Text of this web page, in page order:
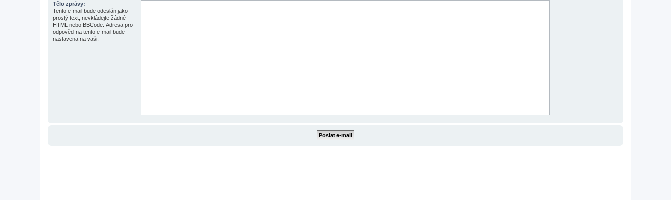
Tělo zprávy:
Tento e-mail bude odeslán jako
prostý text, nevkládejte žádné
HTML nebo BBCode. Adresa pro
odpověď na tento e-mail bude
nastavena na vaši.